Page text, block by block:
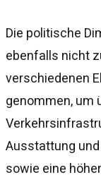
Die politische
ebenfalls nicht
verschiedenen
genommen, um
Ausstattung
sowie eine